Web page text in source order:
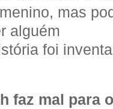
mas
alguém
foi
faz mal para